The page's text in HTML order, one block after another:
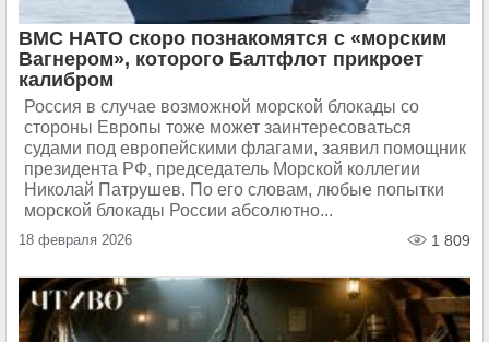
ВМС НАТО скоро познакомятся с «морским
Вагнером», которого Балтфлот прикроет
калибром
Россия в случае возможной морской блокады со
стороны Европы тоже может заинтересоваться
судами под европейскими флагами, заявил помощник
президента РФ, председатель Морской коллегии
Николай Патрушев. По его словам, любые попытки
морской блокады России абсолютно...
18 февраля 2026 1 809